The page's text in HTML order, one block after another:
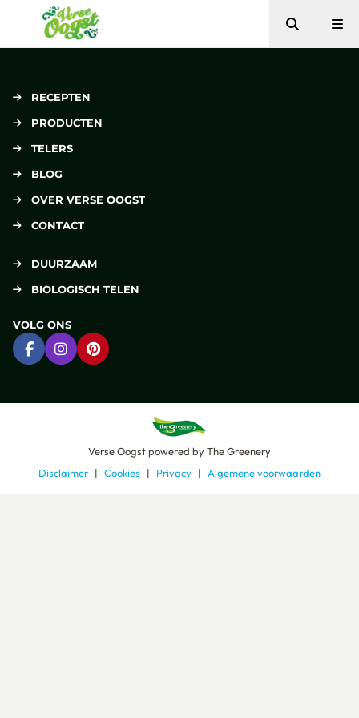
Verse Oogst
Zoeken
RECEPTEN
PRODUCTEN
TELERS
BLOG
OVER VERSE OOGST
CONTACT
DUURZAAM
BIOLOGISCH TELEN
VOLG ONS
Ga naar Facebook
Ga naar Instagram
Ga naar Pinterest
Verse Oogstpowered byThe Greenery
Disclaimer
Cookies Privacy Algemene voorwaarden